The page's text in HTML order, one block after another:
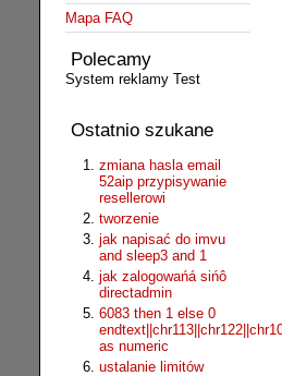
Mapa FAQ
Polecamy
System reklamy Test
Ostatnio szukane
zmiana hasla email
52aip przypisywanie
resellerowi
tworzenie
jak napisać do imvu
and sleep3 and 1
jak zalogowańá sińô
directadmin
6083 then 1 else 0
as numeric
ustalanie limitów